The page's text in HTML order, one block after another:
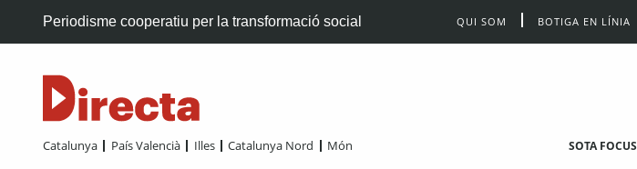
Periodisme cooperatiu per la transformació social QUI SOM BOTIGA EN LÍNIA
Catalunya País Valencià Illes Catalunya Nord Món SOTA FOCUS